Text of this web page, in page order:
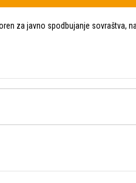
za javno spodbujanje sovraštva,